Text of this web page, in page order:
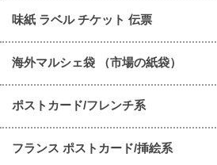
味紙 ラベル チケット 伝票
海外マルシェ袋 （市場の紙袋）
ポストカード/フレンチ系
フランス ポストカード/挿絵系